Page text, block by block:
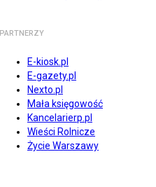
PARTNERZY
E-kiosk.pl
E-gazety.pl
Nexto.pl
Mała księgowość
Kancelarierp.pl
Wieści Rolnicze
Życie Warszawy